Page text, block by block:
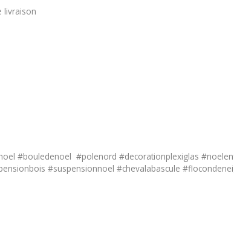
livraison
#bouledenoel #polenord #decorationplexiglas
#suspensionnoel #chevalabascule